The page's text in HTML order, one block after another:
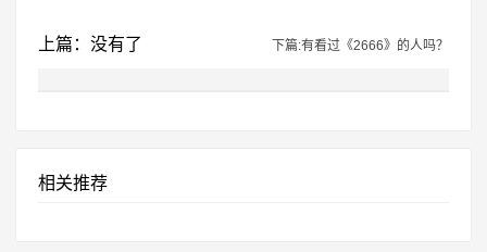
上篇：没有了 下篇:有看过《2666》的人吗？
相关推荐